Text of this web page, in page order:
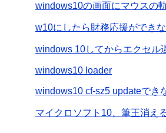
windows10の画面にマウスの
w10にしたら財務応援ができ
windows 10してからエクセル
windows10 loader
windows10 cf-sz5 updateでき
マイクロソフト10、筆王消え